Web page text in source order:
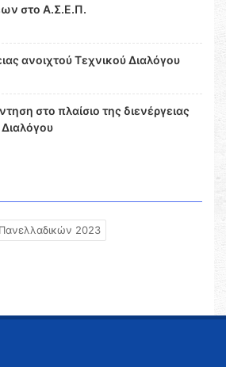
στο Α.Σ.Ε.Π.
ανοιχτού Τεχνικού Διαλόγου
στο πλαίσιο της διενέργειας
2023